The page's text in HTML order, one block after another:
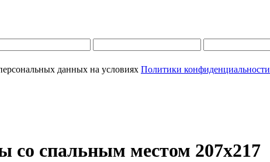
данных на условиях Политики конфиденциальности
со спальным местом 207х217